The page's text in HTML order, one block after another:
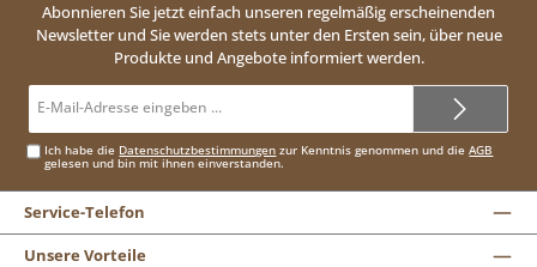
Abonnieren Sie jetzt einfach unseren regelmäßig erscheinenden
Newsletter und Sie werden stets unter den Ersten sein, über neue
Produkte und Angebote informiert werden.
Mail-
Ich habe die Datenschutzbestimmungen zur Kenntnis genommen und dieAGB
gelesen und bin mit ihnen einverstanden.
Service-Telefon
Unsere Vorteile